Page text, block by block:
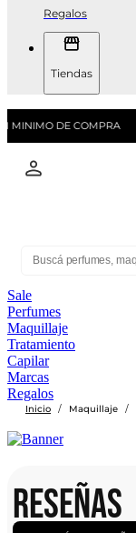
Regalos
Tiendas
MINIMO DE COMPRA
Sale
Perfumes
Maquillaje
Tratamiento
Capilar
Marcas
Regalos
Inicio / Maquillaje /
RESEÑAS